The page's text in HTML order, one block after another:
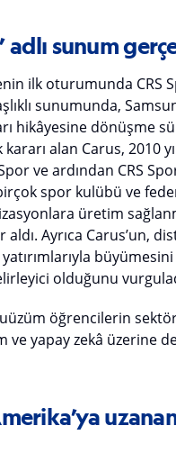
adlı sunum
ilk oturumunda CRS
sunumunda,
hikâyesine dönüşme
alan Carus, 2010
ve ardından CRS
spor kulübü ve
üretim
aldı. Ayrıca Carus’un,
olduğunu
öğrencilerin
ve yapay zekâ üzerine